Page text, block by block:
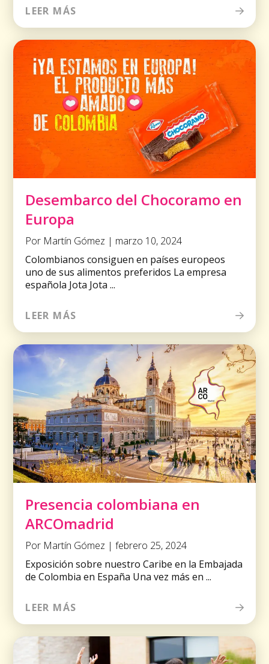
LEER MÁS
Desembarco del Chocoramo en
Europa
Por Martín Gómez | marzo 10, 2024
Colombianos consiguen en países europeos
uno de sus alimentos preferidos La empresa
española Jota Jota ...
LEER MÁS
Presencia colombiana en
ARCOmadrid
Por Martín Gómez | febrero 25, 2024
Exposición sobre nuestro Caribe en la Embajada
de Colombia en España Una vez más en ...
LEER MÁS